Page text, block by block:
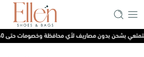
بشحن بدون مصاريف لأي محافظة وخصومات حتى 40% لفترة محدودة